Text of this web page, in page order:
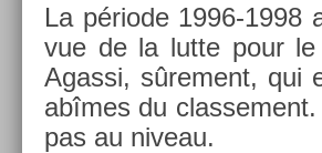
La période 1996-1998
vue de la lutte pour
Agas­si, sûre­ment, qui
abîmes du
pas au niveau.